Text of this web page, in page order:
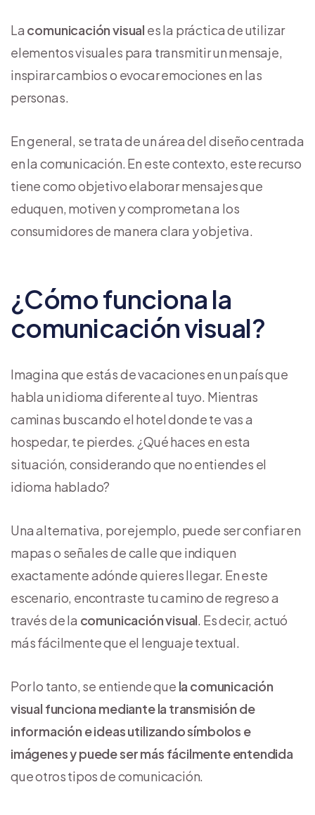
La comunicación visual es la práctica de utilizar
elementos visuales para transmitir un mensaje,
inspirar cambios o evocar emociones en las
personas.
En general, se trata de un área del diseño centrada
en la comunicación. En este contexto, este recurso
tiene como objetivo elaborar mensajes que
eduquen, motiven y comprometan a los
consumidores de manera clara y objetiva.
¿Cómo funciona la
comunicación visual?
Imagina que estás de vacaciones en un país que
habla un idioma diferente al tuyo. Mientras
caminas buscando el hotel donde te vas a
hospedar, te pierdes. ¿Qué haces en esta
situación, considerando que no entiendes el
idioma hablado?
Una alternativa, por ejemplo, puede ser confiar en
mapas o señales de calle que indiquen
exactamente adónde quieres llegar. En este
escenario, encontraste tu camino de regreso a
través de la comunicación visual. Es decir, actuó
más fácilmente que el lenguaje textual.
Por lo tanto, se entiende que la comunicación
visual funciona mediante la transmisión de
información e ideas utilizando símbolos e
imágenes y puede ser más fácilmente entendida
que otros tipos de comunicación.